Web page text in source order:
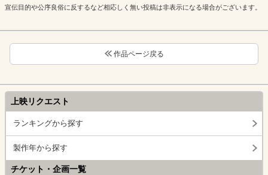
宣伝目的や公序良俗に反するなど相応しく無い投稿は非表示になる場合がございます。
作品ページ戻る
上映リクエスト
ランキングから探す
製作年から探す
チケット・企画一覧